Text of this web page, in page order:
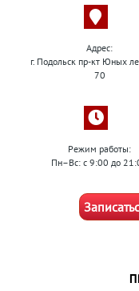
Адрес:
г. Подольск пр-кт Юных
70
Режим работы:
Пн–Вс: с 9:00 до